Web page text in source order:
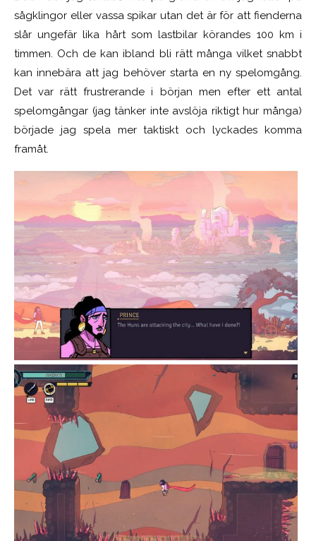
sågklingor eller vassa spikar utan det är för att fienderna
slår ungefär lika hårt som lastbilar körandes 100 km i
timmen. Och de kan ibland bli rätt många vilket snabbt
kan innebära att jag behöver starta en ny spelomgång.
Det var rätt frustrerande i början men efter ett antal
spelomgångar (jag tänker inte avslöja riktigt hur många)
började jag spela mer taktiskt och lyckades komma
framåt.